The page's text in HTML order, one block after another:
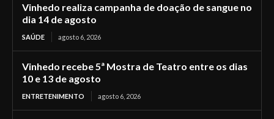
Vinhedo realiza campanha de doação de sangue no
dia 14 de agosto
SAÚDE agosto 6, 2026
Vinhedo recebe 5ª Mostra de Teatro entre os dias
10 e 13 de agosto
ENTRETENIMENTO agosto 6, 2026